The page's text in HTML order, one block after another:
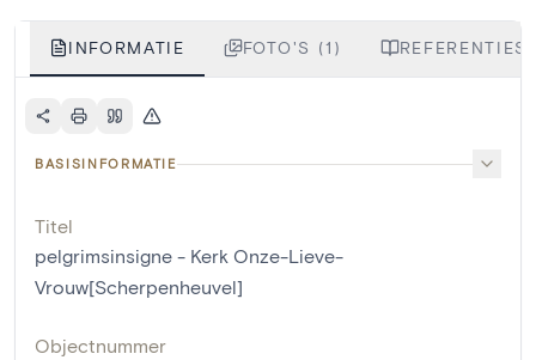
INFORMATIE FOTO'S (1) REFERENTIES
BASISINFORMATIE
Titel
pelgrimsinsigne - Kerk Onze-Lieve-
Vrouw[Scherpenheuvel]
Objectnummer